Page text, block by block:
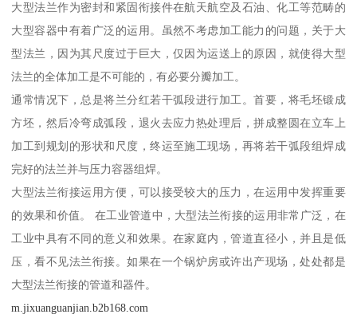
大型法兰作为密封和紧固衔接件在航天航空及石油、化工等范畴的
大型容器中有着广泛的运用。虽然不考虑加工能力的问题，关于大
型法兰，因为其尺度过于巨大，仅因为运送上的原因，就使得大型
法兰的全体加工是不可能的，有必要分瓣加工。
通常情况下，总是将兰分红若干弧段进行加工。首要，将毛坯锻成
方坯，然后冷弯成弧段，退火去应力热处理后，拼成整圆在立车上
加工到规划的形状和尺度，终运至施工现场，再将若干弧段组焊成
完好的法兰并与压力容器组焊。
大型法兰衔接运用方便，可以接受较大的压力，在运用中发挥重要
的效果和价值。 在工业管道中，大型法兰衔接的运用非常广泛，在
工业中具有不同的意义和效果。在家庭内，管道直径小，并且是低
压，看不见法兰衔接。如果在一个锅炉房或许出产现场，处处都是
大型法兰衔接的管道和器件。
m.jixuanguanjian.b2b168.com